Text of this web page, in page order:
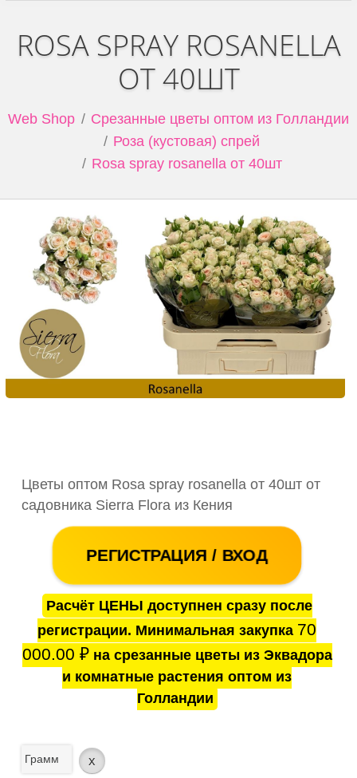
ROSA SPRAY ROSANELLA
ОТ 40ШТ
Web Shop
Срезанные цветы оптом из Голландии
Роза (кустовая) спрей
Rosa spray rosanella от 40шт
Цветы оптом Rosa spray rosanella от 40шт от
садовника Sierra Flora из Кения
РЕГИСТРАЦИЯ / ВХОД
Расчёт ЦЕНЫ доступнен сразу после
регистрации. Минимальная закупка 70
000.00 ₽на срезанные цветы из Эквадора
и комнатные растения оптом из
Голландии
Грамм x